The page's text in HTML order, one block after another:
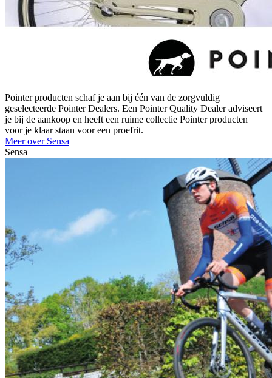
Pointer producten schaf je aan bij één van de zorgvuldig
geselecteerde Pointer Dealers. Een Pointer Quality Dealer adviseert
je bij de aankoop en heeft een ruime collectie Pointer producten
voor je klaar staan voor een proefrit.
Meer over Sensa
Sensa